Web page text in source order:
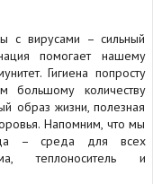
вирусами – сильный
помогает нашему
Гигиена попросту
большому количеству
образ жизни, полезная
Напомним, что мы
– среда для всех
теплоноситель и